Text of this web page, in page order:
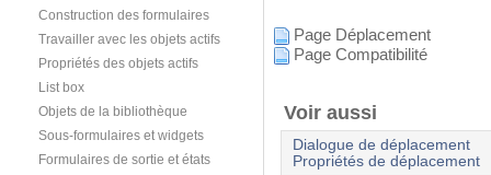
Construction des formulaires
Travailler avec les objets actifs
Propriétés des objets actifs
List box
Objets de la bibliothèque
Sous-formulaires et widgets
Formulaires de sortie et états
Page Déplacement
Page Compatibilité
Voir aussi
Dialogue de déplacement
Propriétés de déplacement